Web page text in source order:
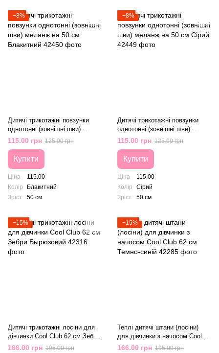
−8%
Дитячі трикотажні повзунки
однотонні (зовнішні шви)
меланж на 50 см Блакитний
115.00 грн 125.00 грн
Купити
Ціна
115.00
Колір
Блакитний
Зріст
50 см
−8%
Дитячі трикотажні повзунки
однотонні (зовнішні шви)
меланж на 50 см Сірий
115.00 грн 125.00 грн
Купити
Ціна
115.00
Колір
Сірий
Зріст
50 см
−15%
Дитячі трикотажні лосіни для
дівчинки Cool Club 62 см Зебри
Бырюзовий
166.00 грн 195.00 грн
−15%
Теплі дитячі штани (лосіни)
для дівчинки з начосом Cool
Club 62 cм Темно-синій
166.00 грн 195.00 грн